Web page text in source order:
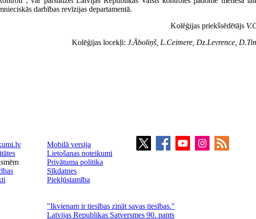
darbības revīzijas departamentā.
Kolēģijas priekšsēdētājs
Kolēģijas locekļi: J.Āboliņš, L.Ceimere, Dz.Levrence,
Mobilā versija
Lietošanas noteikumi
Privātuma politika
Sīkdatnes
Piekļūstamība
"Ikvienam ir tiesības zināt savas tiesības."
Latvijas Republikas Satversmes 90. pants